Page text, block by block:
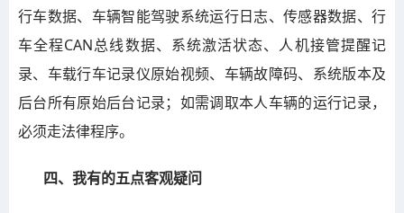
行车数据、车辆智能驾驶系统运行日志、传感器数据、行
车全程CAN总线数据、系统激活状态、人机接管提醒记
录、车载行车记录仪原始视频、车辆故障码、系统版本及
后台所有原始后台记录；如需调取本人车辆的运行记录，
必须走法律程序。
四、我有的五点客观疑问